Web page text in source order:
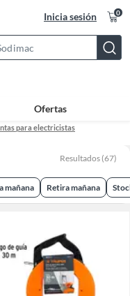
Inicia sesión 0
Bar
Ofertas
para electricistas
Resultados (67)
mañana Retira mañana